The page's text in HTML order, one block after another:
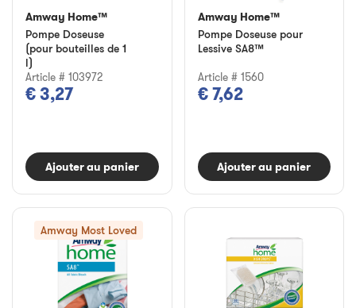
Amway Home™
Pompe Doseuse
(pour bouteilles de 1
l)
Article # 103972
€ 3,27
Ajouter au panier
Amway Home™
Pompe Doseuse pour
Lessive SA8™
Article # 1560
€ 7,62
Ajouter au panier
Amway Most Loved